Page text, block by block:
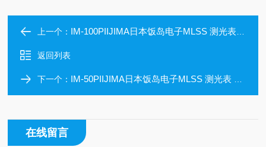
上一个： IM-100PIIJIMA日本饭岛电子MLSS 测光表 高精度
返回列表
下一个： IM-50PIIJIMA日本饭岛电子MLSS 测光表 易于使用
在线留言